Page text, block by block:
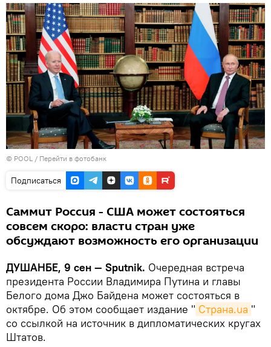
© POOL / Перейти в фотобанк
Подписаться
Саммит Россия - США может состояться
совсем скоро: власти стран уже
обсуждают возможность его организации
ДУШАНБЕ, 9 сен — Sputnik. Очередная встреча
президента России Владимира Путина и главы
Белого дома Джо Байдена может состояться в
октябре. Об этом сообщает издание " Страна.ua "
со ссылкой на источник в дипломатических кругах
Штатов.